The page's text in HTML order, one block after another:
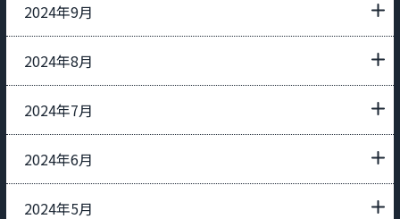
2024年9月
2024年8月
2024年7月
2024年6月
2024年5月